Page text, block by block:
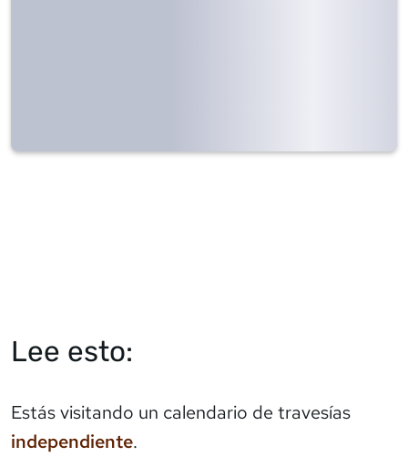
Lee esto:
Estás visitando un calendario de travesías
independiente.